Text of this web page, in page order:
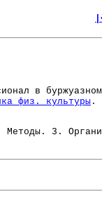
в буржуазном
физ. культуры .
3.